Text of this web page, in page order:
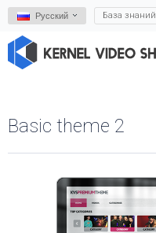
Русский База знаний
Basic theme 2